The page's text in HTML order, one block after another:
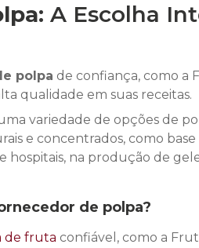
: A Escolha
polpa de confiança, como a
qualidade em suas receitas.
variedade de opções de
e concentrados, como
hospitais, na produção de
de polpa?
de fruta confiável, como a